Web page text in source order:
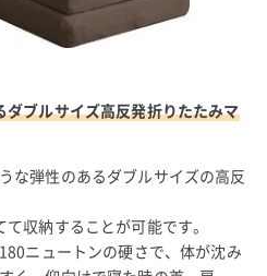
ブルサイズ高反発折りたたみマ
な弾性のあるダブルサイズの高反
収納することが可能です。
ニュートンの硬さで、体が沈み